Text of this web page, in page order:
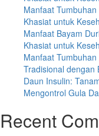
Manfaat
Khasiat untuk
Manfaat Bayam
Khasiat untuk
Manfaat
Tradisional dengan
Daun Insulin:
Mengontrol Gula
Recent